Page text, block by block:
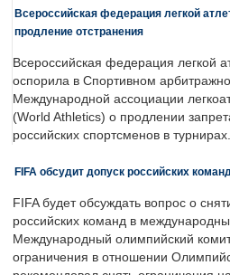
Всероссийская федерация легкой
продление отстранения
Всероссийская федерация легкой
оспорила в Спортивном
Международной ассоциации
(World Athletics) о продлении
российских спортсменов в турнирах.
FIFA обсудит допуск российских
FIFA будет обсуждать вопрос о
российских команд в
Международный олимпийский
ограничения в отношении